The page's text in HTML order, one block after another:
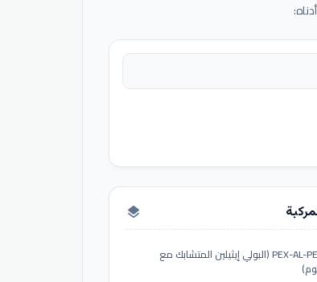
layers
أنابيب PEX-AL-PEX (البولي إيثيلين المتشابك مع